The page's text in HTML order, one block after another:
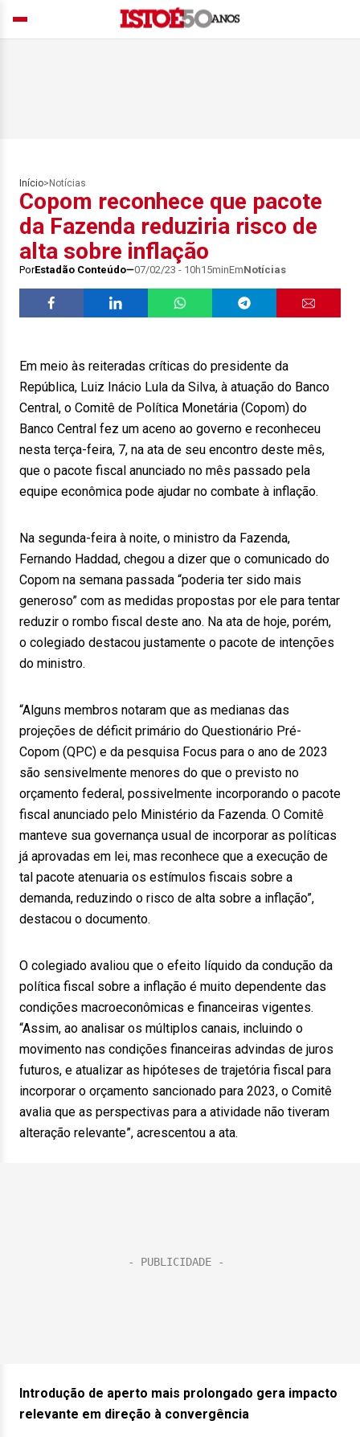
Início> Notícias
Copom reconhece que pacote
da Fazenda reduziria risco de
alta sobre inflação
PorEstadão Conteúdo 07/02/23 - 10h15minEmNotícias
Em meio às reiteradas críticas do presidente da
República, Luiz Inácio Lula da Silva, à atuação do Banco
Central, o Comitê de Política Monetária (Copom) do
Banco Central fez um aceno ao governo e reconheceu
nesta terça-feira, 7, na ata de seu encontro deste mês,
que o pacote fiscal anunciado no mês passado pela
equipe econômica pode ajudar no combate à inflação.
Na segunda-feira à noite, o ministro da Fazenda,
Fernando Haddad, chegou a dizer que o comunicado do
Copom na semana passada “poderia ter sido mais
generoso” com as medidas propostas por ele para tentar
reduzir o rombo fiscal deste ano. Na ata de hoje, porém,
o colegiado destacou justamente o pacote de intenções
do ministro.
“Alguns membros notaram que as medianas das
projeções de déficit primário do Questionário Pré-
Copom (QPC) e da pesquisa Focus para o ano de 2023
são sensivelmente menores do que o previsto no
orçamento federal, possivelmente incorporando o pacote
fiscal anunciado pelo Ministério da Fazenda. O Comitê
manteve sua governança usual de incorporar as políticas
já aprovadas em lei, mas reconhece que a execução de
tal pacote atenuaria os estímulos fiscais sobre a
demanda, reduzindo o risco de alta sobre a inflação”,
destacou o documento.
O colegiado avaliou que o efeito líquido da condução da
política fiscal sobre a inflação é muito dependente das
condições macroeconômicas e financeiras vigentes.
“Assim, ao analisar os múltiplos canais, incluindo o
movimento nas condições financeiras advindas de juros
futuros, e atualizar as hipóteses de trajetória fiscal para
incorporar o orçamento sancionado para 2023, o Comitê
avalia que as perspectivas para a atividade não tiveram
alteração relevante”, acrescentou a ata.
Introdução de aperto mais prolongado gera impacto
relevante em direção à convergência